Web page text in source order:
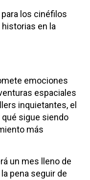
los cinéfilos
en la
emociones
espaciales
inquietantes, el
sigue siendo
más
un mes lleno de
pena seguir de